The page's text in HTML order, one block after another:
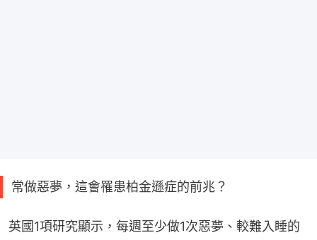
常做惡夢，這會罹患柏金遜症的前兆？
英國1項研究顯示，每週至少做1次惡夢、較難入睡的